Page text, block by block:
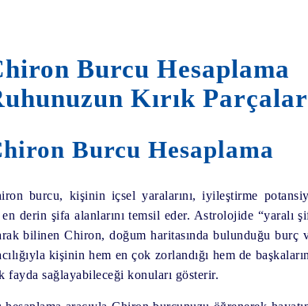
Burcu Hesaplama
Kırık
Burcu Hesaplama
burcu, kişinin içsel yaralarını, iyileştirme
derin şifa alanlarını temsil eder. Astrolojide “yaralı
bilinen Chiron, doğum haritasında bulunduğu burç
kişinin hem en çok zorlandığı hem de
fayda sağlayabileceği konuları gösterir.